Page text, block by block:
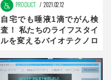
PRODUCT 2021.02.12
自宅でも唾液1滴でがん検
査！ 私たちのライフスタイ
ルを変えるバイオテクノロ